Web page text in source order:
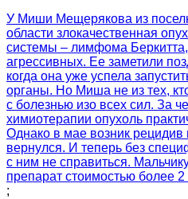
У Миши Мещерякова из
области злокачественная
системы – лимфома
агрессивных. Ее заметили
когда она уже успела
органы. Но Миша не из тех,
с болезнью изо всех сил. За
химиотерапии опухоль
Однако в мае возник рецидив
вернулся. И теперь без
с ним не справиться.
препарат стоимостью более
;